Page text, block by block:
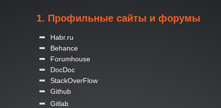
1. Профильные сайты и форумы
Habr.ru
Behance
Forumhouse
DocDoc
StackOverFlow
Github
Gitlab